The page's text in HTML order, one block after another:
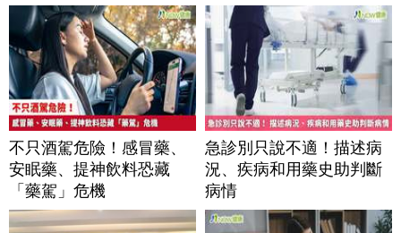
不只酒駕危險！感冒藥、
安眠藥、提神飲料恐藏
「藥駕」危機
急診別只說不適！描述病
況、疾病和用藥史助判斷
病情